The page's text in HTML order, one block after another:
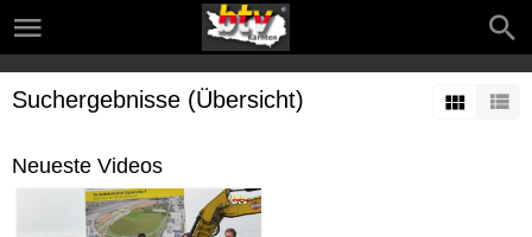
Suchergebnisse (Übersicht)
Neueste Videos